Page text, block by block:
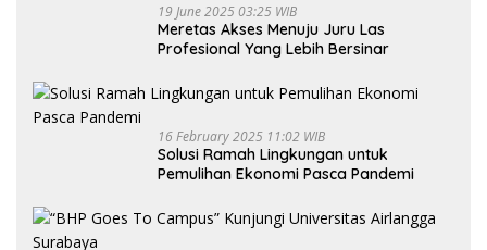
19 June 2025 03:25 WIB
Meretas Akses Menuju Juru Las
Profesional Yang Lebih Bersinar
16 February 2025 11:02 WIB
Solusi Ramah Lingkungan untuk
Pemulihan Ekonomi Pasca Pandemi